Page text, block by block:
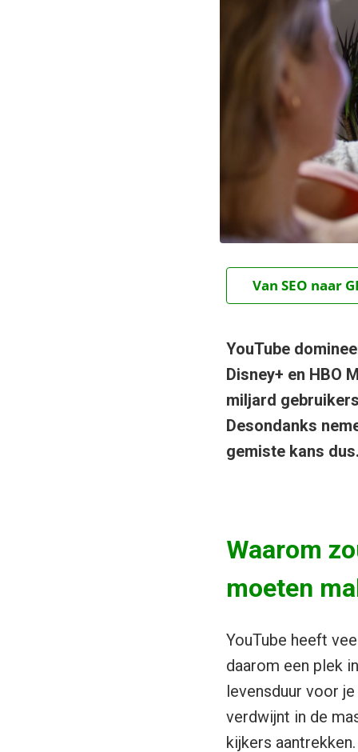
Van SEO naar
YouTube
Disney+ en HBO
miljard
Desondanks
gemiste kans dus.
Waarom
moeten
YouTube heeft
daarom een plek
levensduur voor
verdwijnt in de
kijkers aantrekken.